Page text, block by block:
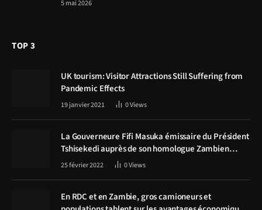
5 mai 2026
TOP 3
UK tourism: Visitor Attractions Still Suffering from
Pandemic Effects
19 janvier 2021 0Views
La Gouverneure Fifi Masuka émissaire du Président
Tshisekedi auprès de son homologue Zambien
Hichilema, la construction de la route Kolwezi -
25 février 2022 0Views
En RDC et en Zambie, gros camioneurs et